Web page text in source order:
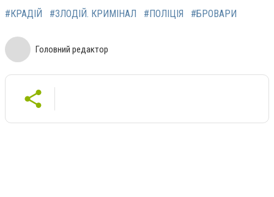
#КРАДІЙ #ЗЛОДІЙ. КРИМІНАЛ #ПОЛІЦІЯ #БРОВАРИ
Головний редактор